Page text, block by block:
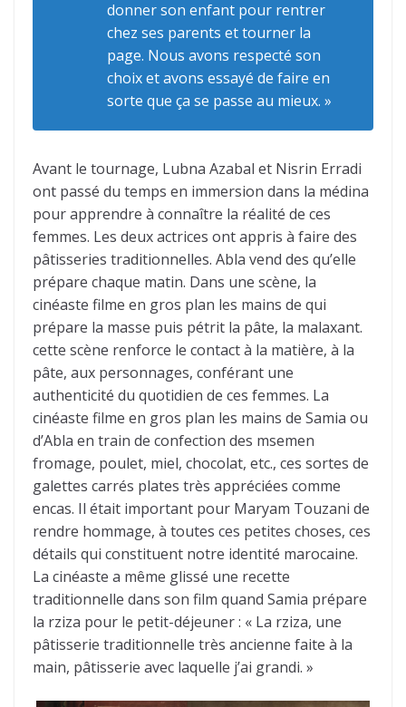
donner son enfant pour rentrer
chez ses parents et tourner la
page. Nous avons respecté son
choix et avons essayé de faire en
sorte que ça se passe au mieux. »
Avant le tournage, Lubna Azabal et Nisrin Erradi
ont passé du temps en immersion dans la médina
pour apprendre à connaître la réalité de ces
femmes. Les deux actrices ont appris à faire des
pâtisseries traditionnelles. Abla vend des qu’elle
prépare chaque matin. Dans une scène, la
cinéaste filme en gros plan les mains de qui
prépare la masse puis pétrit la pâte, la malaxant.
cette scène renforce le contact à la matière, à la
pâte, aux personnages, conférant une
authenticité du quotidien de ces femmes. La
cinéaste filme en gros plan les mains de Samia ou
d’Abla en train de confection des msemen
fromage, poulet, miel, chocolat, etc., ces sortes de
galettes carrés plates très appréciées comme
encas. Il était important pour Maryam Touzani de
rendre hommage, à toutes ces petites choses, ces
détails qui constituent notre identité marocaine.
La cinéaste a même glissé une recette
traditionnelle dans son film quand Samia prépare
la rziza pour le petit-déjeuner : « La rziza, une
pâtisserie traditionnelle très ancienne faite à la
main, pâtisserie avec laquelle j’ai grandi. »